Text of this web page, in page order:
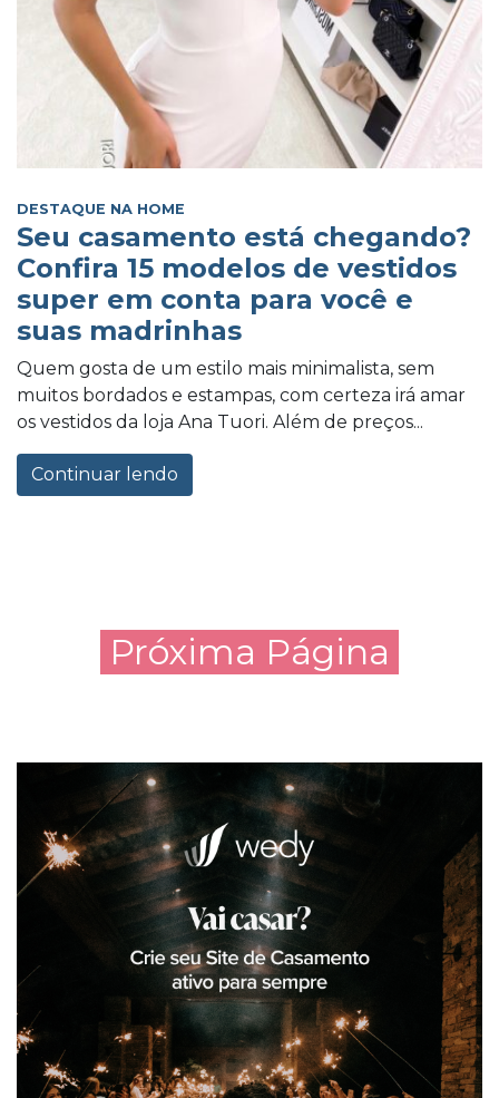
DESTAQUE NA HOME
Seu casamento está chegando?
Confira 15 modelos de vestidos
super em conta para você e
suas madrinhas
Quem gosta de um estilo mais minimalista, sem
muitos bordados e estampas, com certeza irá amar
os vestidos da loja Ana Tuori. Além de preços...
Continuar lendo
Próxima Página